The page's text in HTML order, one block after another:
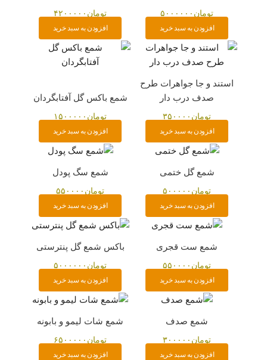
تومان ۵۰۰۰۰۰۰
افزودن به سبد خرید
تومان ۴۲۰۰۰۰۰
افزودن به سبد خرید
استند و جا جواهرات طرح
صدف درب دار
تومان ۳۵۰۰۰۰
افزودن به سبد خرید
شمع باکس گل آفتابگردان
تومان ۱۵۰۰۰۰۰
افزودن به سبد خرید
شمع گل ختمی
تومان ۵۰۰۰۰۰
افزودن به سبد خرید
شمع سگ پودل
تومان ۵۵۰۰۰۰
افزودن به سبد خرید
شمع ست قجری
تومان ۵۵۰۰۰۰
افزودن به سبد خرید
باکس شمع گل پنترستی
تومان ۵۰۰۰۰۰۰
افزودن به سبد خرید
شمع صدف
تومان ۳۰۰۰۰۰
افزودن به سبد خرید
شمع شات لیمو و بابونه
تومان ۶۵۰۰۰۰۰
افزودن به سبد خرید